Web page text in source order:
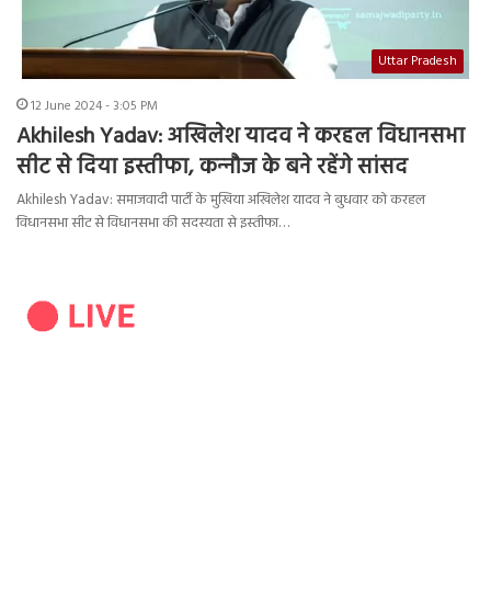
Uttar Pradesh
12 June 2024 - 3:05 PM
Akhilesh Yadav: अखिलेश यादव ने करहल विधानसभा
सीट से दिया इस्तीफा, कन्‍नौज के बने रहेंगे सांसद
Akhilesh Yadav: समाजवादी पार्टी के मुखिया अखि‍लेश यादव ने बुधवार को करहल
विधानसभा सीट से विधानसभा की सदस्यता से इस्तीफा…